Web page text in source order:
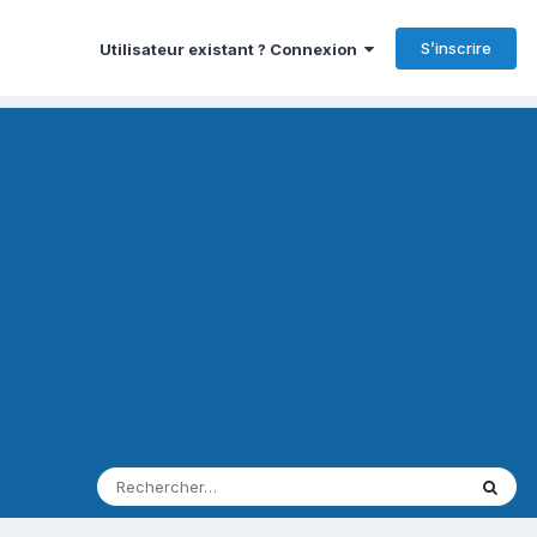
Utilisateur existant ? Connexion S’inscrire